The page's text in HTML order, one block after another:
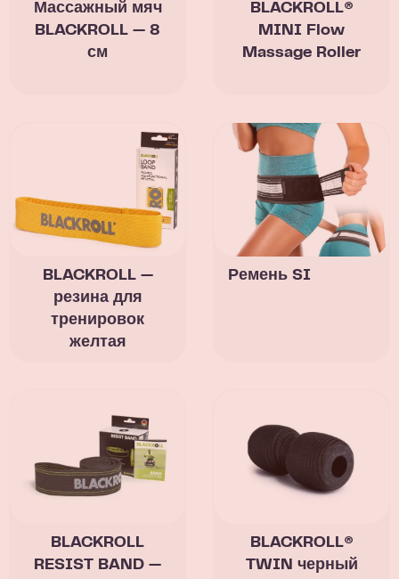
Массажный мяч
BLACKROLL — 8
см
BLACKROLL®
MINI Flow
Massage Roller
BLACKROLL —
резина для
тренировок
желтая
Ремень SI
BLACKROLL
RESIST BAND —
BLACKROLL®
TWIN черный